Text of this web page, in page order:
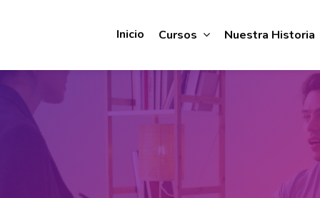
Nuestra Historia
Cursos
Inicio